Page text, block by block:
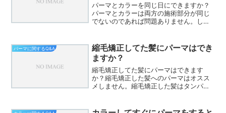
パーマとカラーを同じ日にできますか？
パーマとカラーは両方の施術部分が同じ
でないのであれば問題ありません。しか
ません。仕上がりと薬剤の効果に影響が
あります。パーマ剤とカラ...
パーマに関するQ&A
縮毛矯正してた髪にパーマはでき
ますか？
縮毛矯正してた髪にパーマはできます
か？縮毛矯正した髪へのパーマはオスス
メしません。縮毛矯正した髪はタンパク
を曲げるのも大変ですが、ダメージがあ